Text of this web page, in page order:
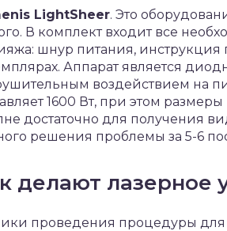
LightSheer. Это
В комплект входит все
шнур питания, инструкция
Аппарат является
воздействием на
1600 Вт, при этом
достаточно для получения
решения проблемы за 5-6
делают лазерное
проведения процедуры для